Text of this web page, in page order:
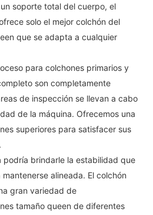
soporte total del cuerpo, el
solo el mejor colchón del
que se adapta a cualquier
para colchones primarios y
son completamente
de inspección se llevan a cabo
de la máquina. Ofrecemos una
superiores para satisfacer sus
podría brindarle la estabilidad que
alineada. El colchón
gran variedad de
tamaño queen de diferentes